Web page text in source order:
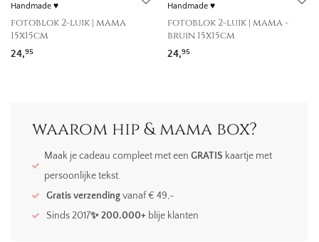
Handmade ♥
fotoblok 2-luik | mama
15x15cm
24,95
Handmade ♥
fotoblok 2-luik | mama -
bruin 15x15cm
24,95
waarom hip & mama box?
Maak je cadeau compleet met een GRATIS kaartje met
persoonlijke tekst.
Gratis verzendingvanaf € 49,-
Sinds 2017✨ 200.000+ blije klanten